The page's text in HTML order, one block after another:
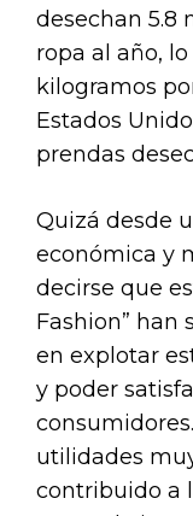
desechan 5.8
ropa al año, lo
kilogramos
Estados
prendas
Quizá desde
económica y
decirse que
Fashion” han
en explotar
y poder
utilidades
contribuido a